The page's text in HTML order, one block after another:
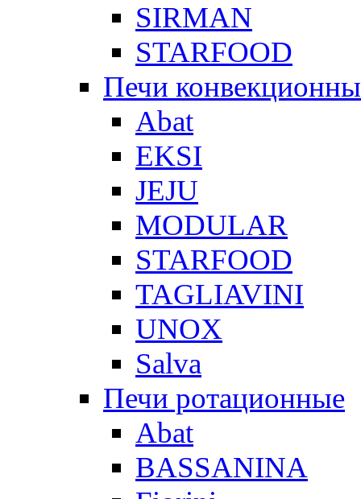
SIRMAN
STARFOOD
Печи
Abat
EKSI
JEJU
MODULAR
STARFOOD
TAGLIAVINI
UNOX
Salva
Печи ротационные
Abat
BASSANINA